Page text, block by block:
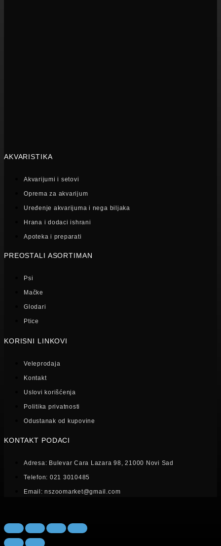
AKVARISTIKA
Akvarijumi i setovi
Oprema za akvarijum
Uređenje akvarijuma i nega biljaka
Hrana i dodaci ishrani
Apoteka i preparati
PREOSTALI ASORTIMAN
Psi
Mačke
Glodari
Ptice
KORISNI LINKOVI
Veleprodaja
Kontakt
Uslovi korišćenja
Politika privatnosti
Odustanak od kupovine
KONTAKT PODACI
Adresa: Bulevar Cara Lazara 98, 21000 Novi Sad
Telefon: 021 3010485
Email: nszoomarket@gmail.com